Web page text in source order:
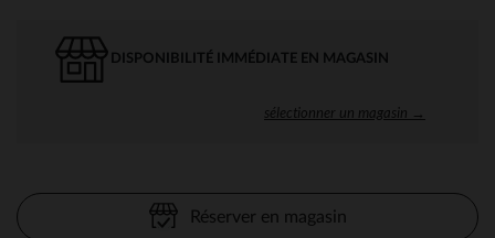
DISPONIBILITÉ IMMÉDIATE EN MAGASIN
sélectionner un magasin →
Réserver en magasin